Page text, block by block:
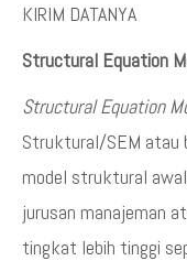
KIRIM DATANYA
Structural Equation
Structural Equation
Struktural/SEM atau
model struktural
jurusan manajeman
tingkat lebih tinggi